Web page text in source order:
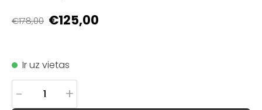
€178,00 €125,00
Ir uz vietas
- +